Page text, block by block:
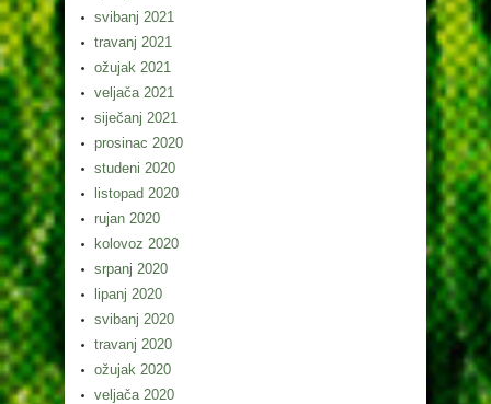
svibanj 2021
travanj 2021
ožujak 2021
veljača 2021
siječanj 2021
prosinac 2020
studeni 2020
listopad 2020
rujan 2020
kolovoz 2020
srpanj 2020
lipanj 2020
svibanj 2020
travanj 2020
ožujak 2020
veljača 2020